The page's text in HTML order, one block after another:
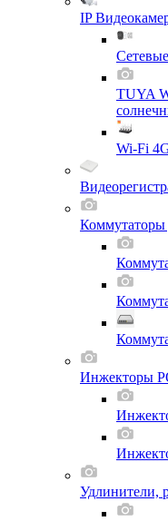
IP
TUYA
Wi-Fi
Коммутаторы
Инжекторы
Удлинители,